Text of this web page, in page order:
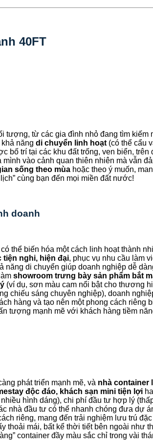
40FT
tượng, từ các gia đình nhỏ đang tìm kiếm
năng di chuyển linh hoạt (có thể cẩu
bố trí tại các khu đất trống, ven biển,
mình vào cảnh quan thiên nhiên mà vẫn
sống theo mùa hoặc theo ý muốn,
cùng bạn đến mọi miền đất nước!
doanh
thể biến hóa một cách linh hoạt thành
tiện nghi, hiện đại, phục vụ nhu cầu làm
di chuyển giúp doanh nghiệp dễ
showroom trưng bày sản phẩm bắt
(ví dụ, sơn màu cam nổi bật cho thương
chiếu sáng chuyên nghiệp), doanh
hàng và tạo nên một phong cách
tượng mạnh mẽ với khách hàng tiềm
phát triển mạnh mẽ, và nhà container
độc đáo, khách sạn mini tiện lợi
hình dáng), chi phí đầu tư hợp lý
nhà đầu tư có thể nhanh chóng đưa dự
riêng, mang đến trải nghiệm lưu trú
thoải mái, bất kể thời tiết bên ngoài như
container đầy màu sắc chỉ trong vài